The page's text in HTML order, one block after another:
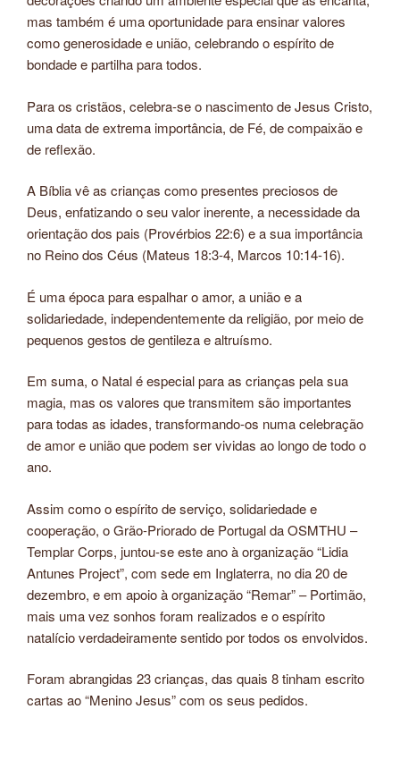
mas também é uma oportunidade para ensinar valores
como generosidade e união, celebrando o espírito de
bondade e partilha para todos.
Para os cristãos, celebra-se o nascimento de Jesus Cristo,
uma data de extrema importância, de Fé, de compaixão e
de reflexão.
A Bíblia vê as crianças como presentes preciosos de
Deus, enfatizando o seu valor inerente, a necessidade da
orientação dos pais (Provérbios 22:6) e a sua importância
no Reino dos Céus (Mateus 18:3-4, Marcos 10:14-16).
É uma época para espalhar o amor, a união e a
solidariedade, independentemente da religião, por meio de
pequenos gestos de gentileza e altruísmo.
Em suma, o Natal é especial para as crianças pela sua
magia, mas os valores que transmitem são importantes
para todas as idades, transformando-os numa celebração
de amor e união que podem ser vividas ao longo de todo o
ano.
Assim como o espírito de serviço, solidariedade e
cooperação, o Grão-Priorado de Portugal da OSMTHU –
Templar Corps, juntou-se este ano à organização “Lidia
Antunes Project”, com sede em Inglaterra, no dia 20 de
dezembro, e em apoio à organização “Remar” – Portimão,
mais uma vez sonhos foram realizados e o espírito
natalício verdadeiramente sentido por todos os envolvidos.
Foram abrangidas 23 crianças, das quais 8 tinham escrito
cartas ao “Menino Jesus” com os seus pedidos.